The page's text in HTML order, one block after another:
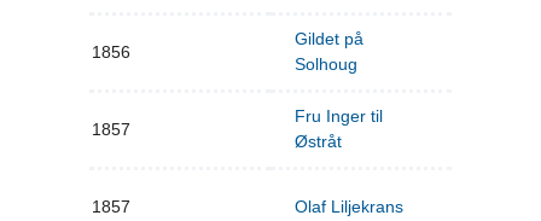
1856
Gildet på
Solhoug
1857
Fru Inger til
Østråt
1857 Olaf Liljekrans